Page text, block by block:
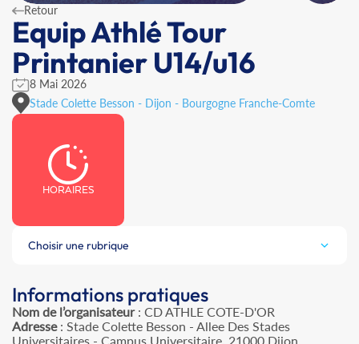
Retour
Equip Athlé Tour
Printanier U14/u16
8 Mai 2026
Stade Colette Besson - Dijon - Bourgogne Franche-Comte
HORAIRES
Choisir une rubrique
Informations pratiques
Nom de l’organisateur: CD ATHLE COTE-D'OR
Adresse: Stade Colette Besson - Allee Des Stades
Universitaires - Campus Universitaire, 21000 Dijon